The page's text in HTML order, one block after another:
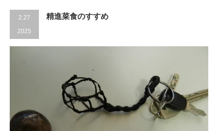
2.27
2025
精進菜食のすすめ